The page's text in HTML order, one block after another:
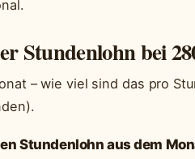
Stundenlohn bei
– wie viel sind das pro
Stundenlohn aus dem